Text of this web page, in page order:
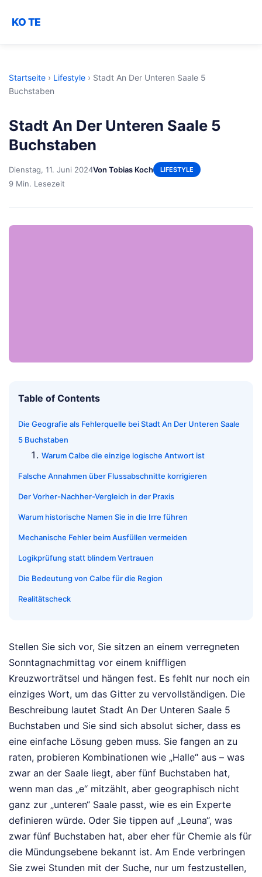
KO TE
Startseite › Lifestyle › Stadt An Der Unteren Saale 5
Buchstaben
Stadt An Der Unteren Saale 5
Buchstaben
Dienstag, 11. Juni 2024Von Tobias Koch LIFESTYLE
9 Min. Lesezeit
Table of Contents
Die Geografie als Fehlerquelle bei Stadt An Der Unteren Saale
5 Buchstaben
Warum Calbe die einzige logische Antwort ist
Falsche Annahmen über Flussabschnitte korrigieren
Der Vorher-Nachher-Vergleich in der Praxis
Warum historische Namen Sie in die Irre führen
Mechanische Fehler beim Ausfüllen vermeiden
Logikprüfung statt blindem Vertrauen
Die Bedeutung von Calbe für die Region
Realitätscheck
Stellen Sie sich vor, Sie sitzen an einem verregneten
Sonntagnachmittag vor einem kniffligen
Kreuzworträtsel und hängen fest. Es fehlt nur noch ein
einziges Wort, um das Gitter zu vervollständigen. Die
Beschreibung lautet Stadt An Der Unteren Saale 5
Buchstaben und Sie sind sich absolut sicher, dass es
eine einfache Lösung geben muss. Sie fangen an zu
raten, probieren Kombinationen wie „Halle“ aus – was
zwar an der Saale liegt, aber fünf Buchstaben hat,
wenn man das „e“ mitzählt, aber geographisch nicht
ganz zur „unteren“ Saale passt, wie es ein Experte
definieren würde. Oder Sie tippen auf „Leuna“, was
zwar fünf Buchstaben hat, aber eher für Chemie als für
die Mündungsebene bekannt ist. Am Ende verbringen
Sie zwei Stunden mit der Suche, nur um festzustellen,